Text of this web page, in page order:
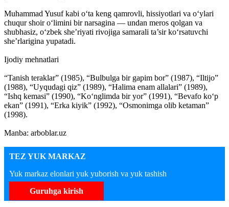
Muhammad Yusuf kabi o‘ta keng qamrovli, hissiyotlari va o‘ylari
chuqur shoir o‘limini bir narsagina — undan meros qolgan va
shubhasiz, o‘zbek she’riyati rivojiga samarali ta’sir ko‘rsatuvchi
she’rlarigina yupatadi.
Ijodiy mehnatlari
“Tanish teraklar” (1985), “Bulbulga bir gapim bor” (1987), “Iltijo”
(1988), “Uyqudagi qiz” (1989), “Halima enam allalari” (1989),
“Ishq kemasi” (1990), “Ko‘nglimda bir yor” (1991), “Bevafo ko‘p
ekan” (1991), “Erka kiyik” (1992), “Osmonimga olib ketaman”
(1998).
Manba: arboblar.uz
TEZ YUK MARKAZ
Yuk markaz elonlari yuk yuborish va yuk tashish
Guruhga kirish